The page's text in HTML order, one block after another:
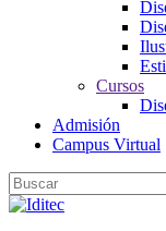
Cursos
Admisión
Campus Virtual